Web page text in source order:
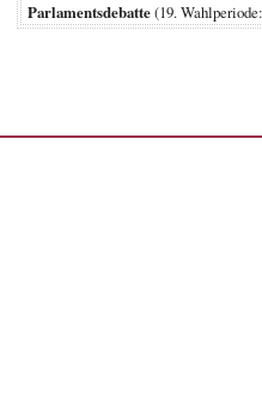
Parlamentsdebatte(19.